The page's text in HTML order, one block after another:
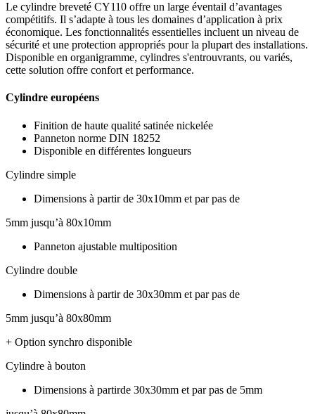
Le cylindre breveté CY110 offre un large éventail d’avantages
compétitifs. Il s’adapte à tous les domaines d’application à prix
économique. Les fonctionnalités essentielles incluent un niveau de
sécurité et une protection appropriés pour la plupart des installations.
Disponible en organigramme, cylindres s'entrouvrants, ou variés,
cette solution offre confort et performance.
Cylindre européens
Finition de haute qualité satinée nickelée
Panneton norme DIN 18252
Disponible en différentes longueurs
Cylindre simple
Dimensions à partir de 30x10mm et par pas de
5mm jusqu’à 80x10mm
Panneton ajustable multiposition
Cylindre double
Dimensions à partir de 30x30mm et par pas de
5mm jusqu’à 80x80mm
+ Option synchro disponible
Cylindre à bouton
Dimensions à partirde 30x30mm et par pas de 5mm